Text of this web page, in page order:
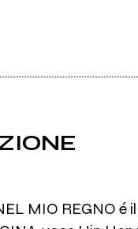
MIO REGNO é